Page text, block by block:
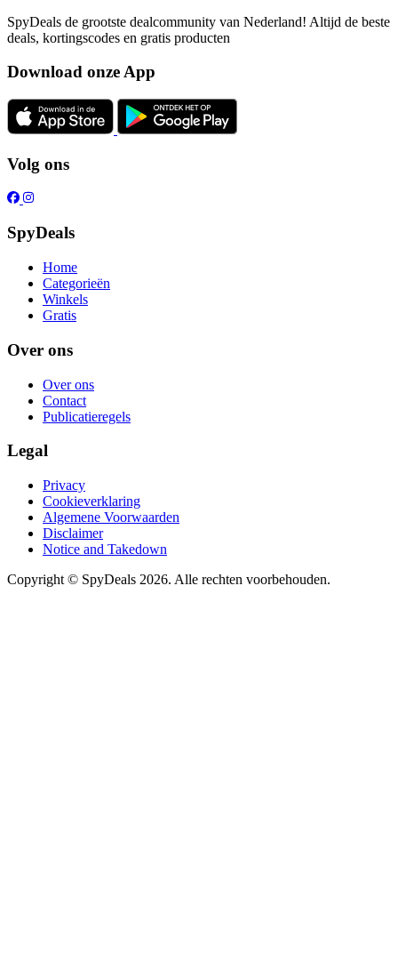
SpyDeals de grootste dealcommunity van Nederland! Altijd de beste
deals, kortingscodes en gratis producten
Download onze App
Volg ons
SpyDeals
Home
Categorieën
Winkels
Gratis
Over ons
Over ons
Contact
Publicatieregels
Legal
Privacy
Cookieverklaring
Algemene Voorwaarden
Disclaimer
Notice and Takedown
Copyright © SpyDeals 2026. Alle rechten voorbehouden.